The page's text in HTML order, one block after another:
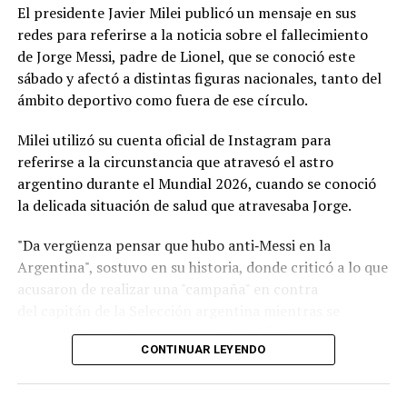
otro lado del charco se posiciona en 25.383 pesos
uruguayos; y en el país trasandino en 555.553 pesos
chilenos.
Remuneración por ocupación
El relevamiento aporta información sobre lossalarios
de referenciaen cada país para distintos roles
laborales:
Operario industrial:
1.500.000 pesos argentinos;
27.000 pesos uruguayos; y 600.000 pesos
chilenos.
argentinos; 35.000 pesos uruguayos; y 590.300
pesos chilenos.
Programador Junior:1.800.000 pesos
El presidente Javier Milei publicó un mensaje en sus
redes para referirse a la noticia sobre el fallecimiento
de Jorge Messi, padre de Lionel, que se conoció este
sábado y afectó a distintas figuras nacionales, tanto del
ámbito deportivo como fuera de ese círculo.
Milei utilizó su cuenta oficial de Instagram para
referirse a la circunstancia que atravesó el astro
argentino durante el Mundial 2026, cuando se conoció
la delicada situación de salud que atravesaba Jorge.
"Da vergüenza pensar que hubo anti‑Messi en la
Argentina", sostuvo en su historia, donde criticó a lo que
acusaron de realizar una "campaña" en contra
disputaba la máxima competición del fútbol.
CONTINUAR LEYENDO